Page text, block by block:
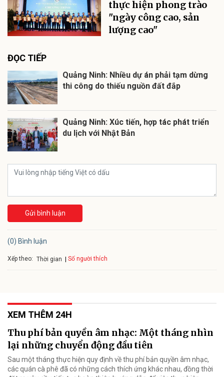
thực hiện phong trào
"ngày công cao, sản
lượng cao"
ĐỌC TIẾP
Quảng Ninh: Nhiều dự án phải tạm dừng
thi công do thiếu nguồn đất đắp
Quảng Ninh: Xúc tiến, hợp tác phát triển
du lịch với Nhật Bản
Gửi bình luận
(0) Bình luận
Xếp theo: Thời gian Số người thích
XEM THÊM 24H
Thu phí bản quyền âm nhạc: Một tháng nhìn
lại những chuyển động đầu tiên
Sau một tháng thực hiện quy định về thu phí bản quyền âm nhạc,
các quán cà phê đã có những cách thích ứng khác nhau, đồng thời